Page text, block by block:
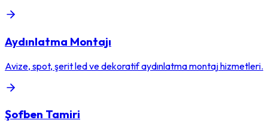
Aydınlatma Montajı
Avize, spot, şerit led ve dekoratif aydınlatma montaj hizmetleri.
Şofben Tamiri